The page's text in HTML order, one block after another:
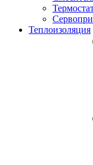
Теплоизоляция